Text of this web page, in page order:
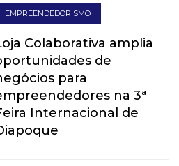
EMPREENDEDORISMO
Colaborativa amplia
de
para
na 3ª
Internacional de